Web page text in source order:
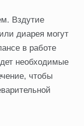
Вздутие
диарея могут
в работе
необходимые
чтобы